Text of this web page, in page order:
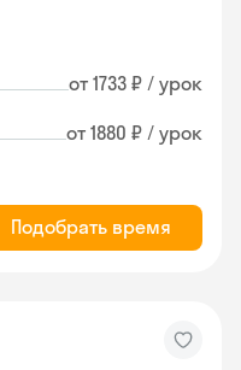
от 1733 ₽ / урок
от 1880 ₽ / урок
Подобрать время